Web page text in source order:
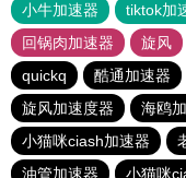
小牛加速器
tiktok加
回锅肉加速器
旋风
quickq
酷通加速器
旋风加速度器
海鸥
小猫咪ciash加速器
油管加速器
小猫咪